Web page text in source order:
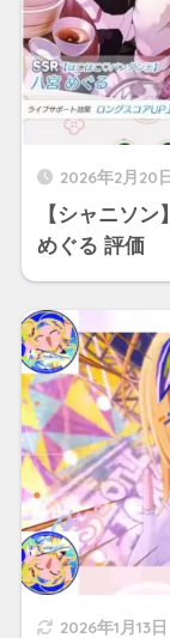
2026年2月20
【シャニソ
めぐる 評価
2026年1月13日